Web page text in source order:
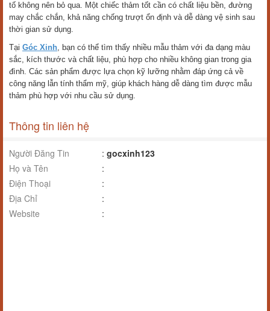
tố không nên bỏ qua. Một chiếc thảm tốt cần có chất liệu bền, đường
may chắc chắn, khả năng chống trượt ổn định và dễ dàng vệ sinh sau
thời gian sử dụng.
Tại Góc Xinh, bạn có thể tìm thấy nhiều mẫu thảm với đa dạng màu
sắc, kích thước và chất liệu, phù hợp cho nhiều không gian trong gia
đình. Các sản phẩm được lựa chọn kỹ lưỡng nhằm đáp ứng cả về
công năng lẫn tính thẩm mỹ, giúp khách hàng dễ dàng tìm được mẫu
thảm phù hợp với nhu cầu sử dụng.
Thông tin liên hệ
Người Đăng Tin : gocxinh123
Họ và Tên
:
Điện Thoại
:
Địa Chỉ
:
Website
: